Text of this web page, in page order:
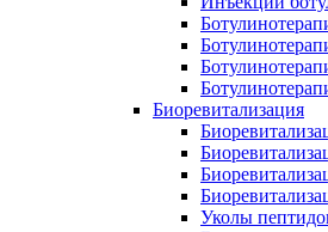
Биоревитализация
Уколы